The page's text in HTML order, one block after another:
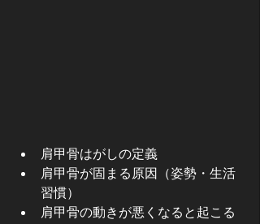
肩甲骨はがしの定義
肩甲骨が固まる原因（姿勢・生活
習慣）
肩甲骨の動きが悪くなると起こる